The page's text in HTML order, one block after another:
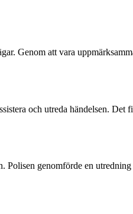
Genom att vara
och utreda händelsen. Det
genomförde en